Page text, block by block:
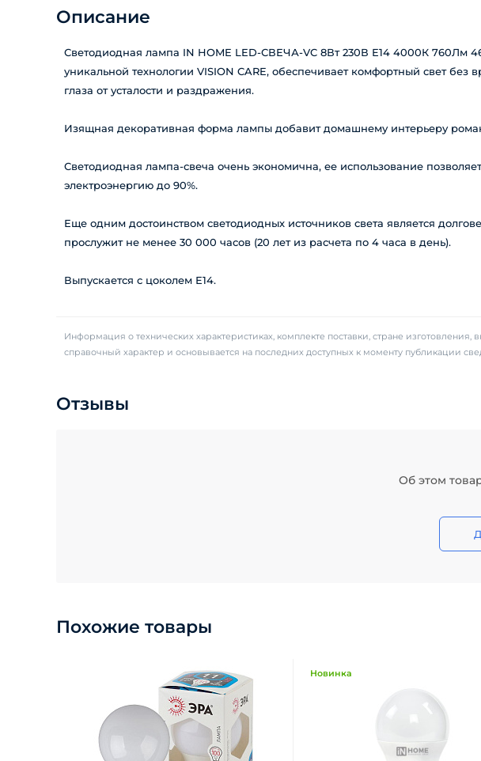
Описание
Светодиодная лампа IN HOME LED-СВЕЧА-VC 8Вт 230В Е14 4000К 760Лм
уникальной технологии VISION CARE, обеспечивает комфортный свет без
глаза от усталости и раздражения.
Изящная декоративная форма лампы добавит домашнему интерьеру
Светодиодная лампа-свеча очень экономична, ее использование
электроэнергию до 90%.
Еще одним достоинством светодиодных источников света является
прослужит не менее 30 000 часов (20 лет из расчета по 4 часа в день).
Выпускается с цоколем Е14.
Информация о технических характеристиках, комплекте поставки, стране
справочный характер и основывается на последних доступных к моменту публикации
Отзывы
Об этом
Похожие товары
Новинка